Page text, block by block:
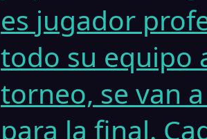
es jugador
todo su equipo
torneo, se van
para la final.